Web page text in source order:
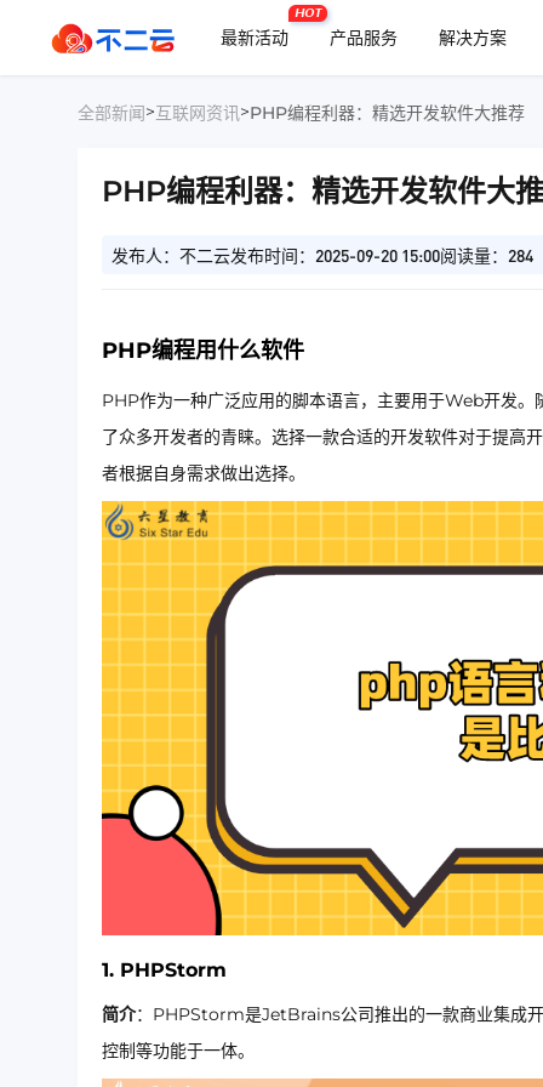
最新活动
HOT
产品服务 解决方案
全部新闻>互联网资讯>PHP编程利器：精选开发软件大推荐
PHP编程利器：精选开发软件大
发布人：不二云发布时间：2025-09-20 15:00阅读量：284
PHP编程用什么软件
PHP作为一种广泛应用的脚本语言，主要用于Web开发
了众多开发者的青睐。选择一款合适的开发软件对于提高
者根据自身需求做出选择。
1. PHPStorm
简介：PHPStorm是JetBrains公司推出的一款商业集成
控制等功能于一体。